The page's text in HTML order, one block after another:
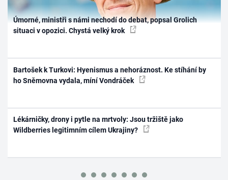
Úmorné, ministři s námi nechodí do debat, popsal Grolich
situaci v opozici. Chystá velký krok
Bartošek k Turkovi: Hyenismus a nehoráznost. Ke stíhání by
ho Sněmovna vydala, míní Vondráček
Lékárničky, drony i pytle na mrtvoly: Jsou tržiště jako
Wildberries legitimním cílem Ukrajiny?